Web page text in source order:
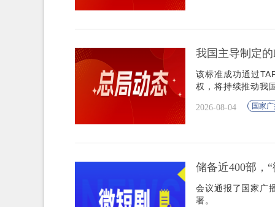
我国主导制定
该标准成功通过
权，将持续推动我
台参与全球市场竞
2026-08-04 国家
储备近400部，
会议通报了国家广
署。